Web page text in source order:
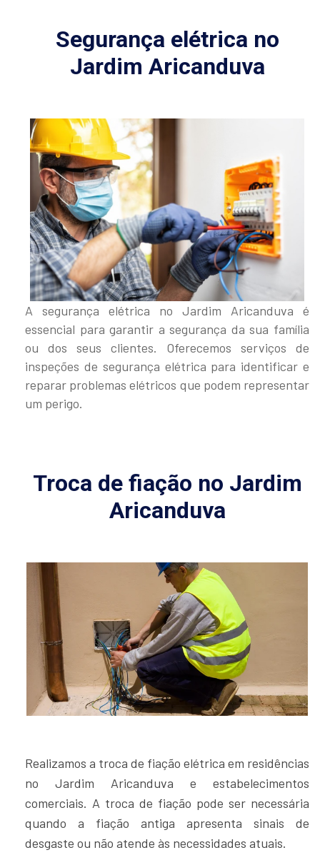
Segurança elétrica no
Jardim Aricanduva
A segurança elétrica no Jardim Aricanduva é
essencial para garantir a segurança da sua família
ou dos seus clientes. Oferecemos serviços de
inspeções de segurança elétrica para identificar e
reparar problemas elétricos que podem representar
um perigo.
Troca de fiação no Jardim
Aricanduva
Realizamos a troca de fiação elétrica em residências
no Jardim Aricanduva e estabelecimentos
comerciais. A troca de fiação pode ser necessária
quando a fiação antiga apresenta sinais de
desgaste ou não atende às necessidades atuais.